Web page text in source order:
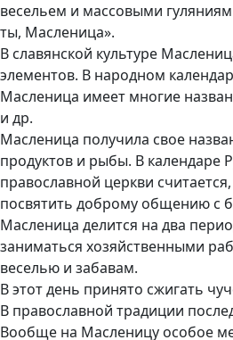
весельем и массовыми
ты, Масленица».
В славянской культуре
элементов. В народном
Масленица имеет многие
и др.
Масленица получила свое
продуктов и рыбы. В календаре
православной церкви
посвятить доброму общению с
Масленица делится на два
заниматься хозяйственными
веселью и забавам.
В этот день принято сжигать
В православной традиции
Вообще на Масленицу особое